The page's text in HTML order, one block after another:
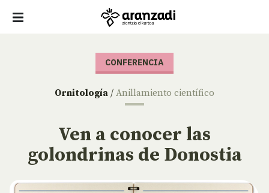
CONFERENCIA
Ornitología / Anillamiento científico
Ven a conocer las
golondrinas de Donostia